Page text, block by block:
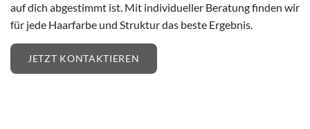
auf dich abgestimmt ist. Mit individueller Beratung finden wir
für jede Haarfarbe und Struktur das beste Ergebnis.
JETZT KONTAKTIEREN